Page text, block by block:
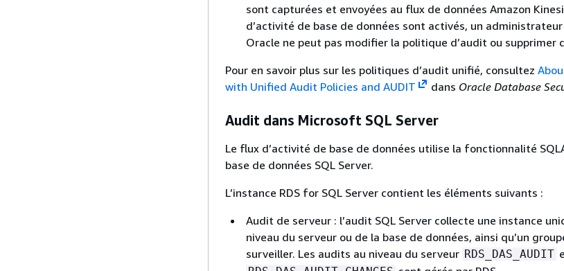
sont capturées et envoyées au flux de données Amazon
d’activité de base de données sont activés, un
Oracle ne peut pas modifier la politique d’audit ou supprimer
Pour en savoir plus sur les politiques d’audit unifié, consultez
with Unified Audit Policies and AUDIT
dans Oracle Database
Audit dans Microsoft SQL Server
Le flux d’activité de base de données utilise la fonctionnalité
base de données SQL Server.
L’instance RDS for SQL Server contient les éléments suivants :
Audit de serveur : l’audit SQL Server collecte une instance
niveau du serveur ou de la base de données, ainsi qu’un
surveiller. Les audits au niveau du serveur RDS_DAS_AUDIT